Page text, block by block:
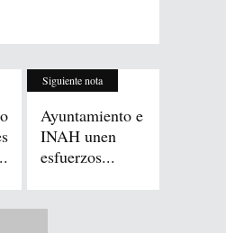
Siguiente nota
Ayuntamiento e
INAH unen
esfuerzos...